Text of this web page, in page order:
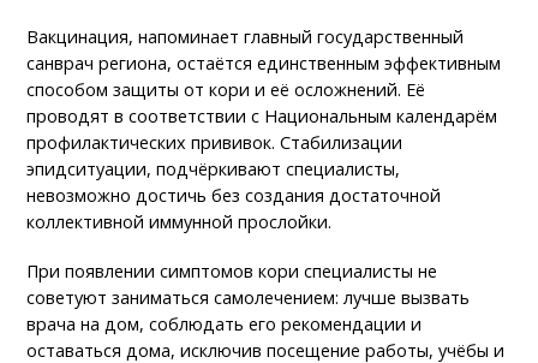
Вакцинация, напоминает главный государственный
санврач региона, остаётся единственным эффективным
способом защиты от кори и её осложнений. Её
проводят в соответствии с Национальным календарём
профилактических прививок. Стабилизации
эпидситуации, подчёркивают специалисты,
невозможно достичь без создания достаточной
коллективной иммунной прослойки.
При появлении симптомов кори специалисты не
советуют заниматься самолечением: лучше вызвать
врача на дом, соблюдать его рекомендации и
оставаться дома, исключив посещение работы, учёбы и